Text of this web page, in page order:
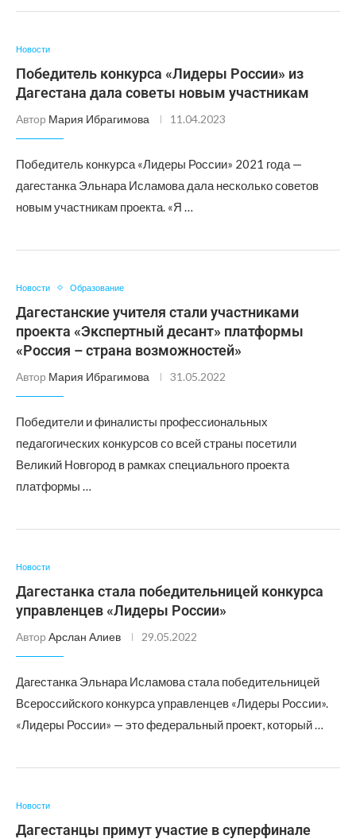
Новости
Победитель конкурса «Лидеры России» из
Дагестана дала советы новым участникам
Автор Мария Ибрагимова 11.04.2023
Победитель конкурса «Лидеры России» 2021 года —
дагестанка Эльнара Исламова дала несколько советов
новым участникам проекта. «Я …
Новости Образование
Дагестанские учителя стали участниками
проекта «Экспертный десант» платформы
«Россия – страна возможностей»
Автор Мария Ибрагимова 31.05.2022
Победители и финалисты профессиональных
педагогических конкурсов со всей страны посетили
Великий Новгород в рамках специального проекта
платформы …
Новости
Дагестанка стала победительницей конкурса
управленцев «Лидеры России»
Автор Арслан Алиев 29.05.2022
Дагестанка Эльнара Исламова стала победительницей
Всероссийского конкурса управленцев «Лидеры России».
«Лидеры России» — это федеральный проект, который …
Новости
Дагестанцы примут участие в суперфинале